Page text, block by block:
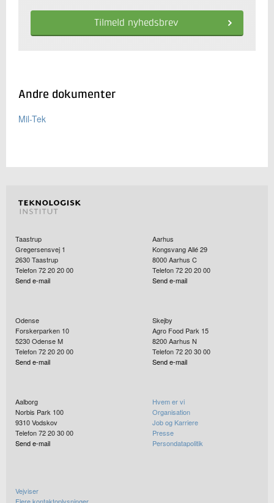
Andre dokumenter
Mil-Tek
Taastrup
Gregersensvej 1
2630Taastrup
Telefon 72 20 20 00
Send e-mail
Aarhus
Kongsvang Allé 29
8000Aarhus C
Telefon 72 20 20 00
Send e-mail
Odense
Forskerparken 10
5230Odense M
Telefon 72 20 20 00
Send e-mail
Skejby
Agro Food Park 15
8200Aarhus N
Telefon 72 20 30 00
Send e-mail
Aalborg
Norbis Park 100
9310Vodskov
Telefon 72 20 30 00
Send e-mail
Hvem er vi
Organisation
Job og Karriere
Presse
Persondatapolitik
Vejviser